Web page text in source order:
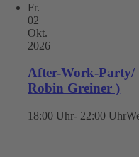
Fr.
02
Okt.
2026
After-Work-Party/
Robin Greiner )
18:00 Uhr- 22:00 Uhr